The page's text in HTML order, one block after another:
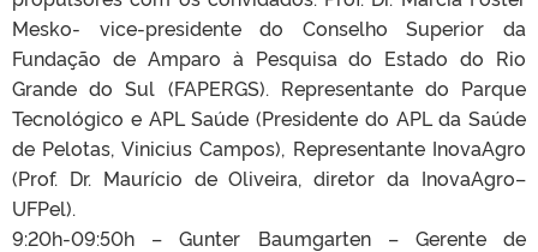
Mesko- vice-presidente do Conselho Superior da
Fundação de Amparo à Pesquisa do Estado do Rio
Grande do Sul (FAPERGS). Representante do Parque
Tecnológico e APL Saúde (Presidente do APL da Saúde
de Pelotas, Vinicius Campos), Representante InovaAgro
(Prof. Dr. Maurício de Oliveira, diretor da InovaAgro–
UFPel).
9:20h-09:50h – Gunter Baumgarten – Gerente de